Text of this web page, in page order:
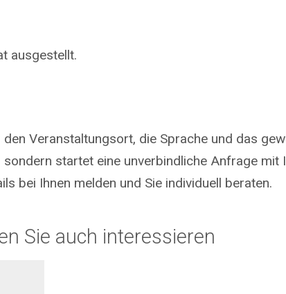
ausgestellt.
Veranstaltungsort, die Sprache und das
startet eine unverbindliche Anfrage mit
bei Ihnen melden und Sie individuell beraten.
Sie auch interessieren